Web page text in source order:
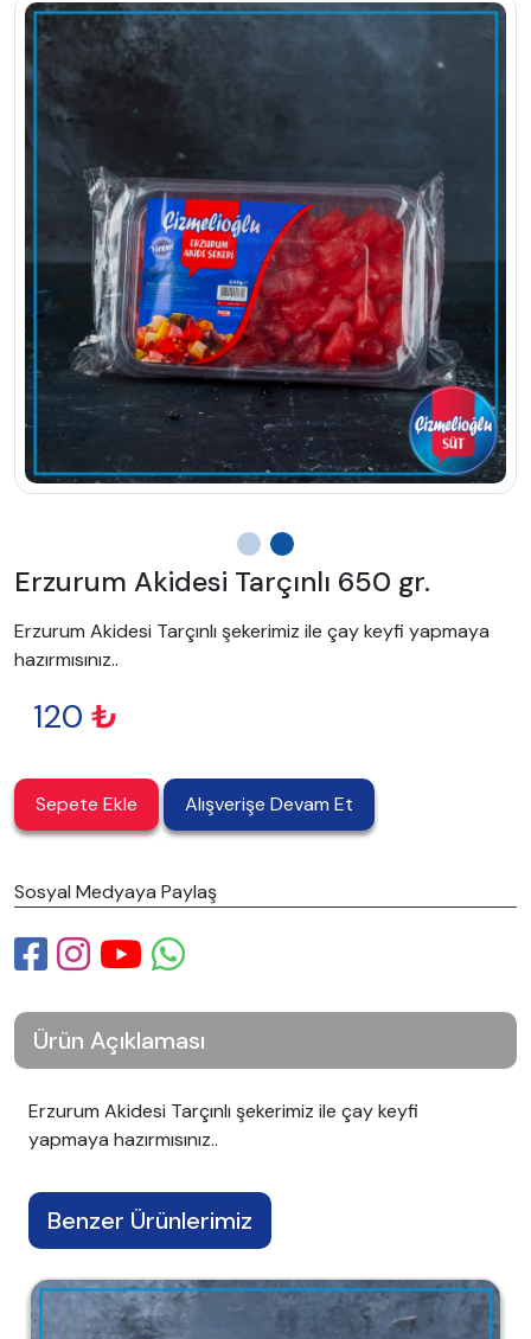
Erzurum Akidesi Tarçınlı 650 gr.
Erzurum Akidesi Tarçınlı şekerimiz ile çay keyfi yapmaya
hazırmısınız..
120 ₺
Sepete Ekle Alışverişe Devam Et
Sosyal Medyaya Paylaş
Ürün Açıklaması
Erzurum Akidesi Tarçınlı şekerimiz ile çay keyfi
yapmaya hazırmısınız..
Benzer Ürünlerimiz